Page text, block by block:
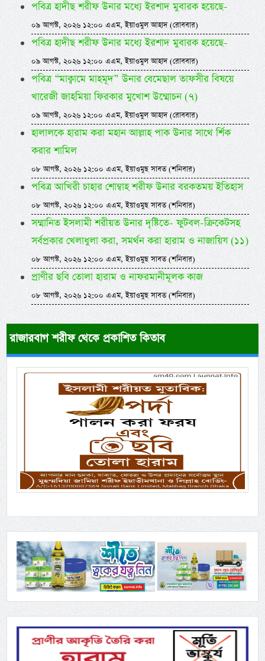
পবিত্র হাদীছ শরীফ উনার মধ্যে ইরশাদ মুবারক হয়েছে-
০৯ আগস্ট, ২০২৬ ১২:০০ এএম, ইয়াওমুল আহাদ (রোববার)
পবিত্র হাদীছ শরীফ উনার মধ্যে ইরশাদ মুবারক হয়েছে-
০৯ আগস্ট, ২০২৬ ১২:০০ এএম, ইয়াওমুল আহাদ (রোববার)
পবিত্র “মাক্বামে মাহমূদ” উনার বেমেছাল তাফসীর বিষয়ে
খারেজী জাহমিয়া ফিরকার মুখোশ উম্মোচন (৭)
০৯ আগস্ট, ২০২৬ ১২:০০ এএম, ইয়াওমুল আহাদ (রোববার)
হালালকে হারাম করা মহান আল্লাহ পাক উনার সাথে র্শিক
করার শামিল
০৮ আগস্ট, ২০২৬ ১২:০০ এএম, ইয়াওমুছ সাবত (শনিবার)
পবিত্র আখিরী চাহার শোম্বাহ শরীফ উনার বরকতময় ইতিহাস
০৮ আগস্ট, ২০২৬ ১২:০০ এএম, ইয়াওমুছ সাবত (শনিবার)
সম্মানিত ইসলামী শরীয়ত উনার দৃষ্টিতে- ফুটবল-ক্রিকেটসহ
সর্বপ্রকার খেলাধুলা করা, সমর্থন করা হারাম ও নাজায়িয (১১)
০৮ আগস্ট, ২০২৬ ১২:০০ এএম, ইয়াওমুছ সাবত (শনিবার)
প্রাণীর ছবি তোলা হারাম ও নাফরমানীমূলক কাজ
০৮ আগস্ট, ২০২৬ ১২:০০ এএম, ইয়াওমুছ সাবত (শনিবার)
রাজারবাগ শরীফ থেকে প্রকাশিত কিতাব